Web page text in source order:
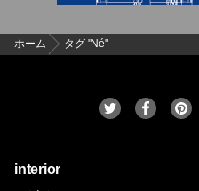
ホーム タグ "Né"
interior